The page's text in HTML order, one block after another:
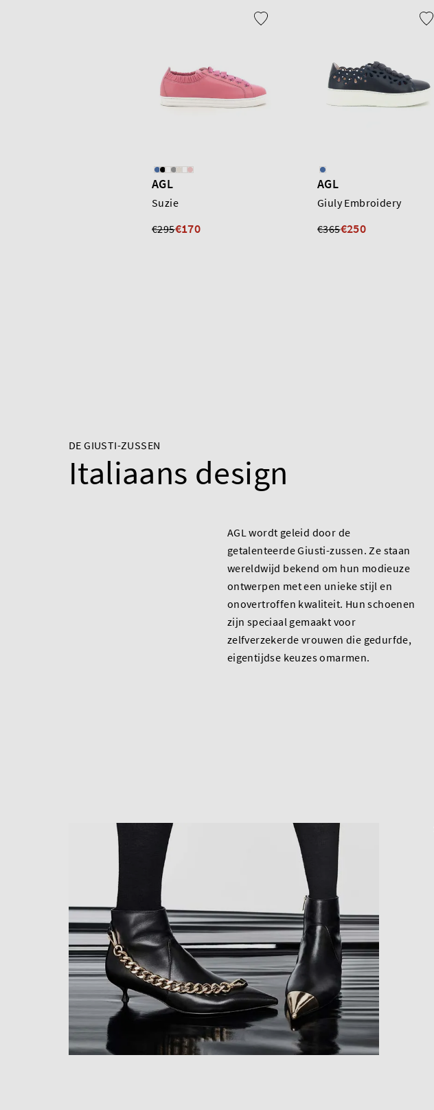
AGL
Suzie
€295€170
AGL
Giuly Embroidery
€365€250
DE GIUSTI-ZUSSEN
Italiaans design
AGL wordt geleid door de
getalenteerde Giusti-zussen. Ze staan
wereldwijd bekend om hun modieuze
ontwerpen met een unieke stijl en
onovertroffen kwaliteit. Hun schoenen
zijn speciaal gemaakt voor
zelfverzekerde vrouwen die gedurfde,
eigentijdse keuzes omarmen.